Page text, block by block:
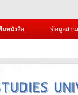
มหนังสือ ข้อมูลส่ว